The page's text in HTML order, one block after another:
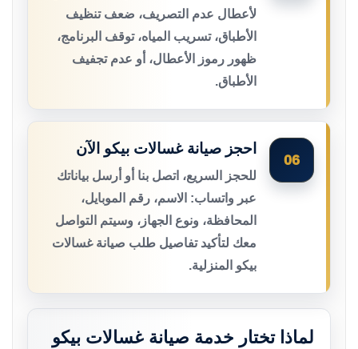
لأعطال عدم التصريف، ضعف تنظيف
الأطباق، تسريب المياه، توقف البرنامج،
ظهور رموز الأعطال، أو عدم تجفيف
الأطباق.
06
احجز صيانة غسالات بيكو الآن
للحجز السريع، اتصل بنا أو أرسل بياناتك
عبر واتساب: الاسم، رقم الموبايل،
المحافظة، ونوع الجهاز، وسيتم التواصل
معك لتأكيد تفاصيل طلب صيانة غسالات
بيكو المنزلية.
لماذا تختار خدمة صيانة غسالات بيكو